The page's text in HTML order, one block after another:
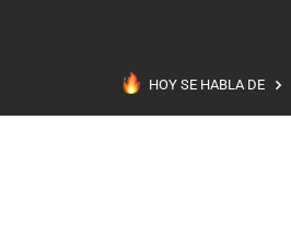
HOY SE HABLA DE